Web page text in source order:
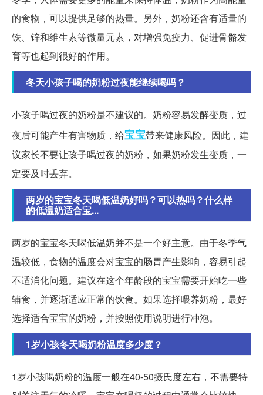
的食物，可以提供足够的热量。另外，奶粉还含有适量的
铁、锌和维生素等微量元素，对增强免疫力、促进骨骼发
育等也起到很好的作用。
冬天小孩子喝的奶粉过夜能继续喝吗？
小孩子喝过夜的奶粉是不建议的。奶粉容易发酵变质，过
夜后可能产生有害物质，给宝宝带来健康风险。因此，建
议家长不要让孩子喝过夜的奶粉，如果奶粉发生变质，一
定要及时丢弃。
两岁的宝宝冬天喝低温奶好吗？可以热吗？什么样
的低温奶适合宝...
两岁的宝宝冬天喝低温奶并不是一个好主意。由于冬季气
温较低，食物的温度会对宝宝的肠胃产生影响，容易引起
不适消化问题。建议在这个年龄段的宝宝需要开始吃一些
辅食，并逐渐适应正常的饮食。如果选择喂养奶粉，最好
选择适合宝宝的奶粉，并按照使用说明进行冲泡。
1岁小孩冬天喝奶粉温度多少度？
1岁小孩喝奶粉的温度一般在40-50摄氏度左右，不需要特